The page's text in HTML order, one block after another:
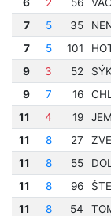
7
5 35
7
5 101
9
3 52
9
7 16
11
4 19
11
8 27
11
8 55
11
8 96
11
8 54